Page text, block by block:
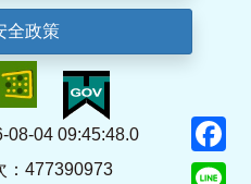
全政策
08-04 09:45:48.0
：477390973